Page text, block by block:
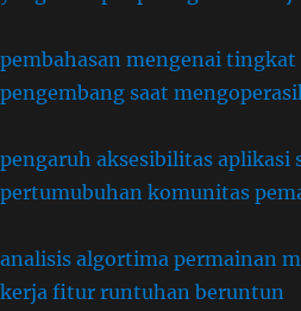
pembahasan mengenai
pengembang saat
pengaruh aksesibilitas aplikasi
pertumubuhan komunitas
analisis algortima permainan
kerja fitur runtuhan beruntun